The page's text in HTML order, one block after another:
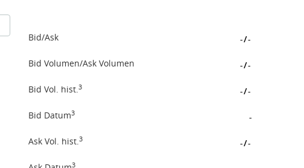
Bid/Ask -/-
Bid Volumen/Ask Volumen -/-
Bid Vol. hist.3 -/-
Bid Datum3 -
Ask Vol. hist.3 -/-
3